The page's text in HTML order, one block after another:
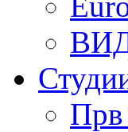
Прв